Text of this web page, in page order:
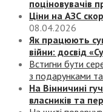
поціновувачів
Ціни на АЗС
08.04.2026
Як працюють
війни: досвід
Встигни бути
з подарунками
На Вінничині
власників та